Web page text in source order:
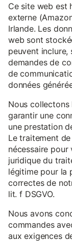
Ce site web est
externe
Irlande. Les
web sont
peuvent inclure,
demandes de
de
données
Nous collectons
garantir une
une prestation
Le traitement
nécessaire
juridique du
légitime pour la
correctes de
lit. f DSGVO.
Nous avons
commandes
aux exigences